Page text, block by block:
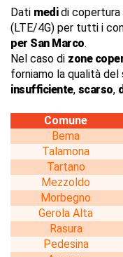
Dati medidi copertura
(LTE/4G) per tutti i
per San Marco.
Nel caso di zone
forniamo la qualità del
insufficiente, scarso,
Comune
Bema
Talamona
Tartano
Mezzoldo
Morbegno
Gerola Alta
Rasura
Pedesina